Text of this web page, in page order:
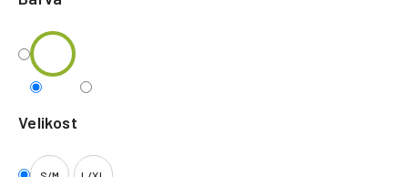
Velikost